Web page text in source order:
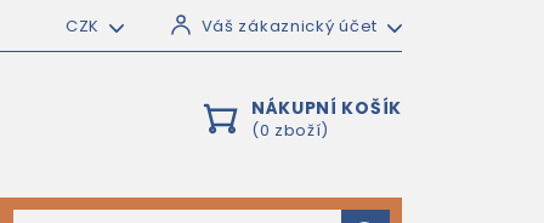
CZK Váš zákaznický účet
NÁKUPNÍ KOŠÍK
(0 zboží)